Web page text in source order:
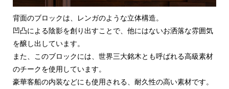
背面のブロックは、レンガのような立体構造。
凹凸による陰影を創り出すことで、他にはないお洒落な雰囲気
を醸し出しています。
また、このブロックには、世界三大銘木とも呼ばれる高級素材
のチークを使用しています。
豪華客船の内装などにも使用される、耐久性の高い素材です。